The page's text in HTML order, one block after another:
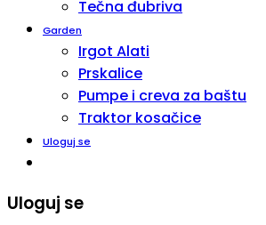
Tečna đubriva
Garden
Irgot Alati
Prskalice
Pumpe i creva za baštu
Traktor kosačice
Uloguj se
Uloguj se